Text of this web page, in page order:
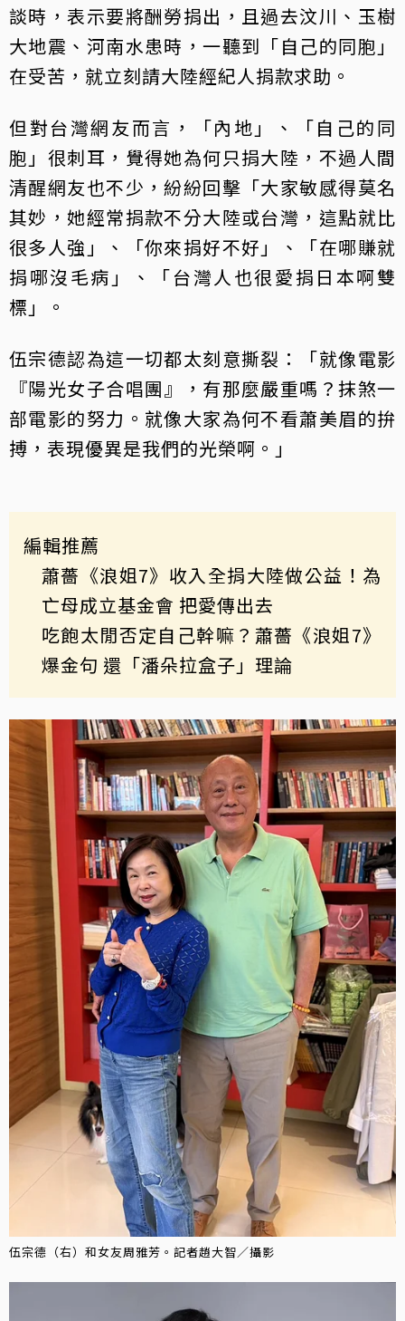
談時，表示要將酬勞捐出，且過去汶川、玉樹
大地震、河南水患時，一聽到「自己的同胞」
在受苦，就立刻請大陸經紀人捐款求助。
但對台灣網友而言，「內地」、「自己的同
胞」很刺耳，覺得她為何只捐大陸，不過人間
清醒網友也不少，紛紛回擊「大家敏感得莫名
其妙，她經常捐款不分大陸或台灣，這點就比
很多人強」、「你來捐好不好」、「在哪賺就
捐哪沒毛病」、「台灣人也很愛捐日本啊雙
標」。
伍宗德認為這一切都太刻意撕裂：「就像電影
『陽光女子合唱團』，有那麼嚴重嗎？抹煞一
部電影的努力。就像大家為何不看蕭美眉的拚
搏，表現優異是我們的光榮啊。」
編輯推薦
蕭薔《浪姐7》收入全捐大陸做公益！為
亡母成立基金會 把愛傳出去
吃飽太閒否定自己幹嘛？蕭薔《浪姐7》
爆金句 還「潘朵拉盒子」理論
伍宗德（右）和女友周雅芳。記者趙大智／攝影